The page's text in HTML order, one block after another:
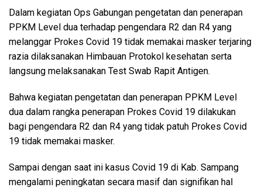
Dalam kegiatan Ops Gabungan pengetatan dan penerapan
PPKM Level dua terhadap pengendara R2 dan R4 yang
melanggar Prokes Covid 19 tidak memakai masker terjaring
razia dilaksanakan Himbauan Protokol kesehatan serta
langsung melaksanakan Test Swab Rapit Antigen.
Bahwa kegiatan pengetatan dan penerapan PPKM Level
dua dalam rangka penerapan Prokes Covid 19 dilakukan
bagi pengendara R2 dan R4 yang tidak patuh Prokes Covid
19 tidak memakai masker.
Sampai dengan saat ini kasus Covid 19 di Kab. Sampang
mengalami peningkatan secara masif dan signifikan hal